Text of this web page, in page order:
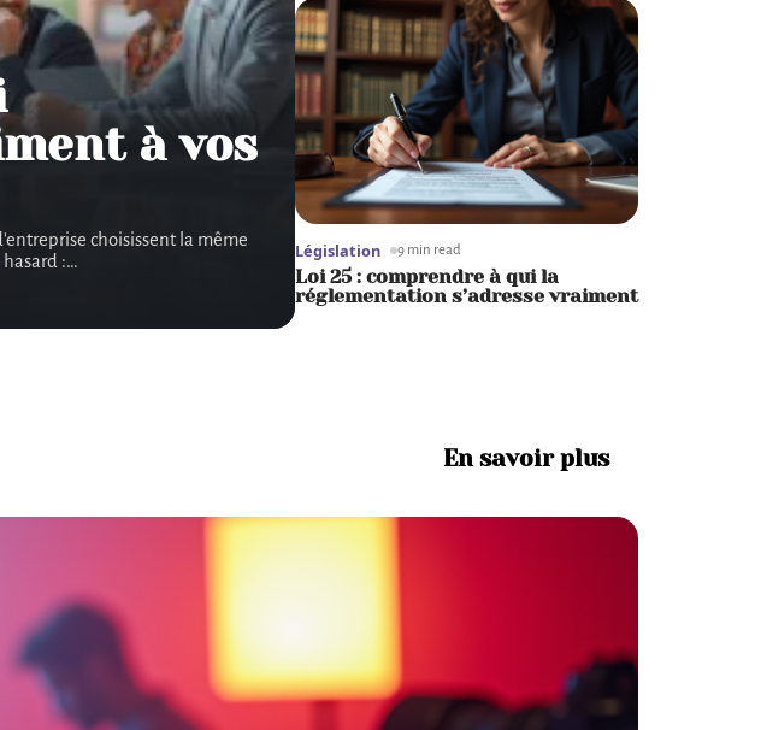
à vos
choisissent la même
:… Législation 9 min read
Loi 25 : comprendre à qui la
réglementation s’adresse vraiment
En savoir plus